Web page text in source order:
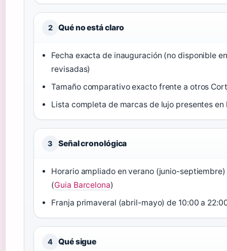
2 Qué no está claro
Fecha exacta de inauguración (no disponible
revisadas)
Tamaño comparativo exacto frente a otros
Lista completa de marcas de lujo presentes en
3 Señal cronológica
Horario ampliado en verano (junio-
(Guia Barcelona)
Franja primaveral (abril-mayo) de 10:00 a
4 Qué sigue